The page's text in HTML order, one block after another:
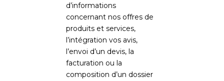
d’informations
concernant nos offres de
produits et services,
l’intégration vos avis,
l’envoi d’un devis, la
facturation ou la
composition d’un dossier